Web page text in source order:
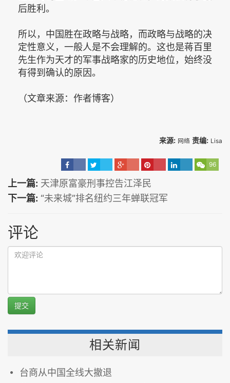
后胜利。
所以，中国胜在政略与战略，而政略与战略的决
定性意义，一般人是不会理解的。这也是蒋百里
先生作为天才的军事战略家的历史地位，始终没
有得到确认的原因。
（文章来源：作者博客）
来源: 网络 责编: Lisa
96
上一篇: 天津原富豪刑事控告江泽民
下一篇: “未来城”排名纽约三年蝉联冠军
评论
提交
相关新闻
台商从中国全线大撤退